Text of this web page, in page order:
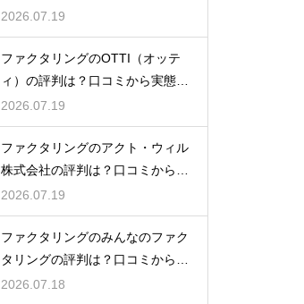
態を徹底解説
2026.07.19
ファクタリングのOTTI（オッテ
ィ）の評判は？口コミから実態を
徹底解説
2026.07.19
ファクタリングのアクト・ウィル
株式会社の評判は？口コミから実
態を徹底解説
2026.07.19
ファクタリングのみんなのファク
タリングの評判は？口コミから実
態を徹底解説
2026.07.18